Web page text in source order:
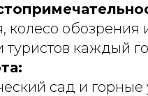
обозрения
туристов каждый
сад и